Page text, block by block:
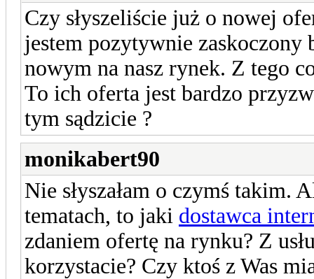
Czy słyszeliście już o nowej
jestem pozytywnie zaskoczony
nowym na nasz rynek. Z tego
To ich oferta jest bardzo
tym sądzicie ?
monikabert90
Nie słyszałam o czymś takim.
tematach, to jaki dostawca
zdaniem ofertę na rynku? Z
korzystacie? Czy ktoś z Was